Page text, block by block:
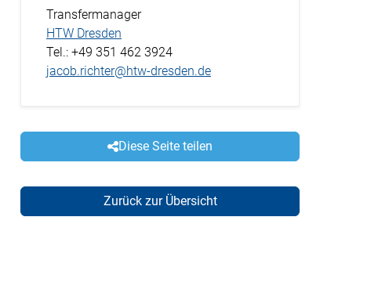
Transfermanager
HTW Dresden
Tel.: +49 351 462 3924
jacob.richter@htw-dresden.de
Diese Seite teilen
Zurück zur Übersicht